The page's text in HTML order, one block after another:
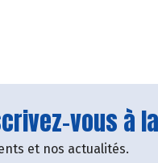
vous à
et nos actualités.